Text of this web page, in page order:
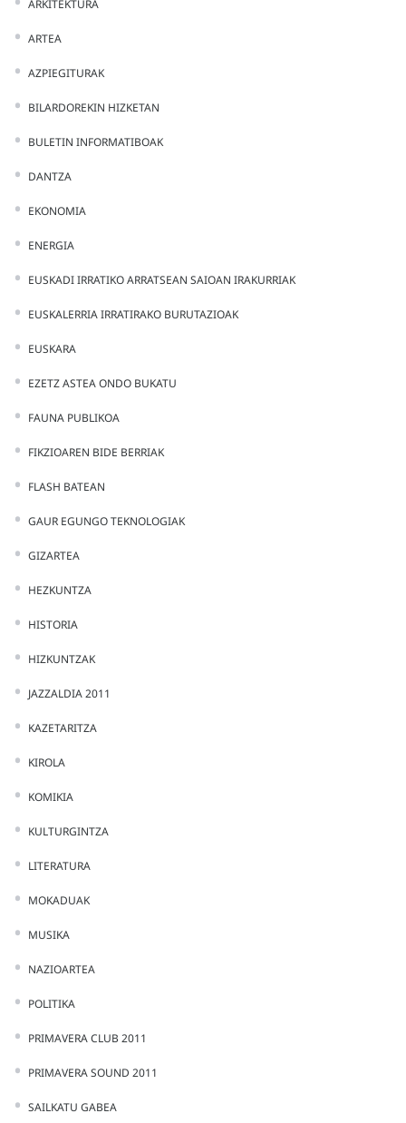
ARKITEKTURA
ARTEA
AZPIEGITURAK
BILARDOREKIN HIZKETAN
BULETIN INFORMATIBOAK
DANTZA
EKONOMIA
ENERGIA
EUSKADI IRRATIKO ARRATSEAN SAIOAN IRAKURRIAK
EUSKALERRIA IRRATIRAKO BURUTAZIOAK
EUSKARA
EZETZ ASTEA ONDO BUKATU
FAUNA PUBLIKOA
FIKZIOAREN BIDE BERRIAK
FLASH BATEAN
GAUR EGUNGO TEKNOLOGIAK
GIZARTEA
HEZKUNTZA
HISTORIA
HIZKUNTZAK
JAZZALDIA 2011
KAZETARITZA
KIROLA
KOMIKIA
KULTURGINTZA
LITERATURA
MOKADUAK
MUSIKA
NAZIOARTEA
POLITIKA
PRIMAVERA CLUB 2011
PRIMAVERA SOUND 2011
SAILKATU GABEA